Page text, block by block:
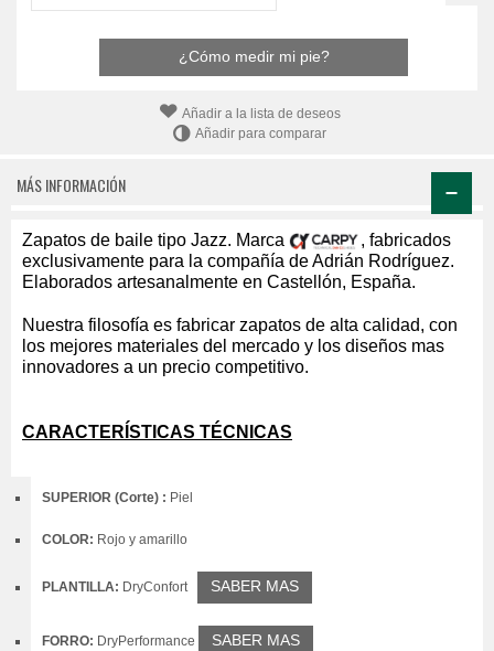
¿Cómo medir mi pie?
Añadir a la lista de deseos
Añadir para comparar
MÁS INFORMACIÓN
Zapatos de baile tipo Jazz. Marca
, fabricados
exclusivamente para la compañía de Adrián Rodríguez.
Elaborados artesanalmente en Castellón, España.
Nuestra filosofía es fabricar zapatos de alta calidad, con
los mejores materiales del mercado y los diseños mas
innovadores a un precio competitivo.
CARACTERÍSTICAS TÉCNICAS
SUPERIOR (Corte) : Piel
COLOR: Rojo y amarillo
PLANTILLA: DryConfort SABER MAS
FORRO: DryPerformance SABER MAS